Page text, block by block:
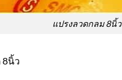
แปรงลวดกลม 8นิ้ว
นิ้ว